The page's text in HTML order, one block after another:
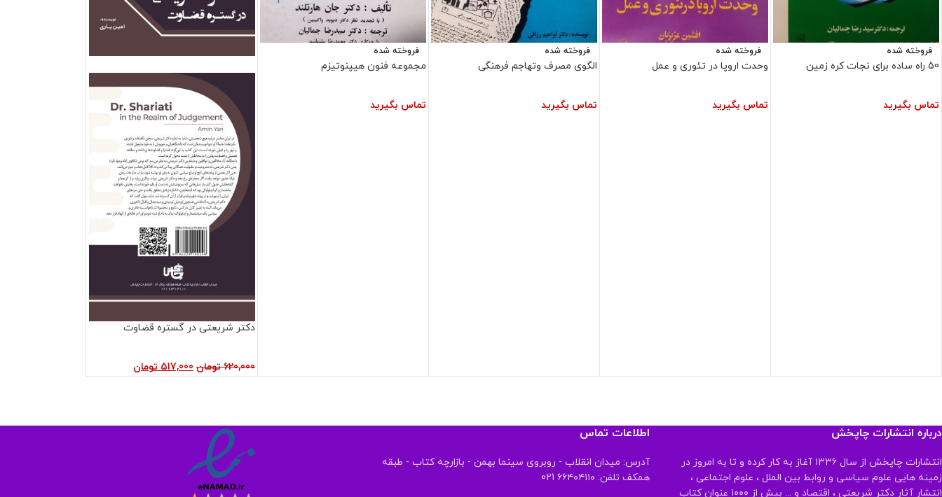
فروخته شده
50 راه ساده برای نجات کره زمین
تماس بگیرید
فروخته شده
وحدت اروپا در تئوری و عمل
تماس بگیرید
فروخته شده
الگوی مصرف وتهاجم فرهنگی
تماس بگیرید
فروخته شده
مجموعه فنون هیپنوتیزم
تماس بگیرید
دکتر شریعتی در گستره قضاوت
620,000 تومان 517,000 تومان
درباره انتشارات چاپخش
انتشارات چاپخش از سال ۱۳۳۶ آغاز به کار کرده و تا به امروز در
زمینه هایی علوم سیاسی و روابط بین الملل ، علوم اجتماعی ،
انتشار آثار دکتر شریعتی ، اقتصاد و ... بیش از ۱۰۰۰ عنوان کتاب
اطلاعات تماس
آدرس: میدان انقلاب - روبروی سینما بهمن - بازارچه کتاب - طبقه
همکف تلفن: ۶۶۴۰۴۱۱۰ 021